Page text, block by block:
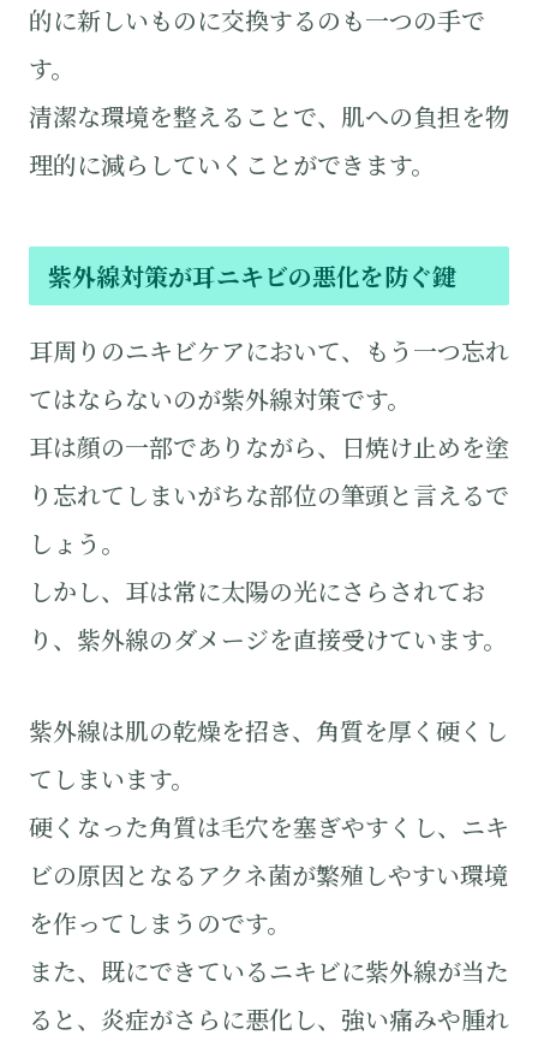
的に新しいものに交換するのも一つの手で
す。
清潔な環境を整えることで、肌への負担を物
理的に減らしていくことができます。
紫外線対策が耳ニキビの悪化を防ぐ鍵
耳周りのニキビケアにおいて、もう一つ忘れ
てはならないのが紫外線対策です。
耳は顔の一部でありながら、日焼け止めを塗
り忘れてしまいがちな部位の筆頭と言えるで
しょう。
しかし、耳は常に太陽の光にさらされてお
り、紫外線のダメージを直接受けています。
紫外線は肌の乾燥を招き、角質を厚く硬くし
てしまいます。
硬くなった角質は毛穴を塞ぎやすくし、ニキ
ビの原因となるアクネ菌が繁殖しやすい環境
を作ってしまうのです。
また、既にできているニキビに紫外線が当た
ると、炎症がさらに悪化し、強い痛みや腫れ